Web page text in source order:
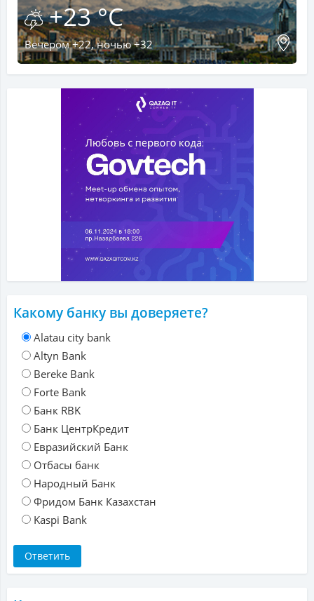
+23 °C
Вечером +22, ночью +32
Какому банку вы доверяете?
Alatau city bank
Altyn Bank
Bereke Bank
Forte Bank
Банк RBK
Банк ЦентрКредит
Евразийский Банк
Отбасы банк
Народный Банк
Фридом Банк Казахстан
Kaspi Bank